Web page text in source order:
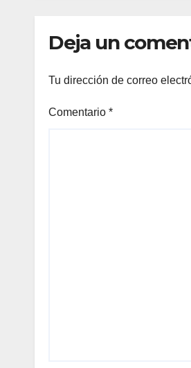
Deja un
Tu dirección de correo
Comentario *